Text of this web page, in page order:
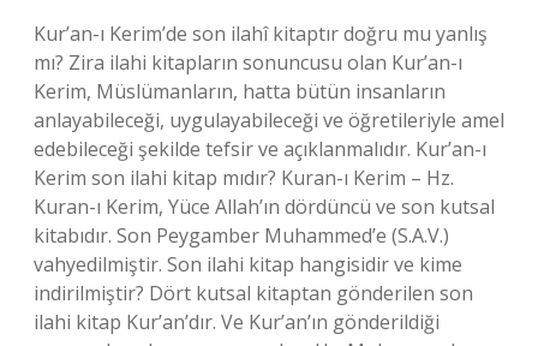
Kur’an-ı Kerim’de son ilahî kitaptır doğru mu yanlış
mı? Zira ilahi kitapların sonuncusu olan Kur’an-ı
Kerim, Müslümanların, hatta bütün insanların
anlayabileceği, uygulayabileceği ve öğretileriyle amel
edebileceği şekilde tefsir ve açıklanmalıdır. Kur’an-ı
Kerim son ilahi kitap mıdır? Kuran-ı Kerim – Hz.
Kuran-ı Kerim, Yüce Allah’ın dördüncü ve son kutsal
kitabıdır. Son Peygamber Muhammed’e (S.A.V.)
vahyedilmiştir. Son ilahi kitap hangisidir ve kime
indirilmiştir? Dört kutsal kitaptan gönderilen son
ilahi kitap Kur’an’dır. Ve Kur’an’ın gönderildiği